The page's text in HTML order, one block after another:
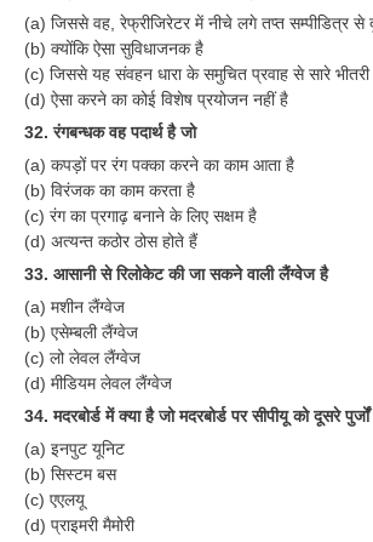
RRB J.E. Solved Papers
RRB Group-D Sample Papers
RRB GK Test Papers PDF
RRB EXAM : ENGLISH
RRB Current Affairs PDF
RRB ALP
Loco Pilot Papers PDF
ALP Study Notes
ALP Study Notes (हिन्दी HINDI)
ALP Exam Syllabus
(a) जिससे वह, रेफ्रीजिरेटर में नीचे लगे तप्त सम्पीडित्र से
(b) क्योंकि ऐसा सुविधाजनक है
(c) जिससे यह संवहन धारा के समुचित प्रवाह से सारे
(d) ऐसा करने का कोई विशेष प्रयोजन नहीं है
32. रंगबन्धक वह पदार्थ है जो
(a) कपड़ों पर रंग पक्का करने का काम आता है
(b) विरंजक का काम करता है
(c) रंग का प्रगाढ़ बनाने के लिए सक्षम है
(d) अत्यन्त कठोर ठोस होते हैं
33. आसानी से रिलोकेट की जा सकने वाली लैंग्वेज है
(a) मशीन लैंग्वेज
(b) एसेम्बली लैंग्वेज
(c) लो लेवल लैंग्वेज
(d) मीडियम लेवल लैंग्वेज
34. मदरबोर्ड में क्या है जो मदरबोर्ड पर सीपीयू को दूसरे
(a) इनपुट यूनिट
(b) सिस्टम बस
(c) एएलयू
(d) प्राइमरी मैमोरी